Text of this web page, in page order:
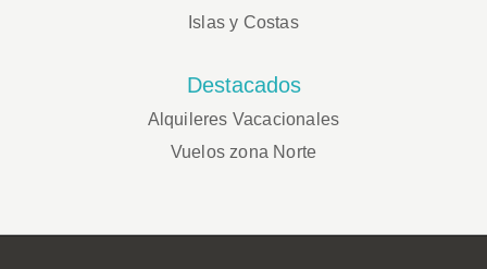
Islas y Costas
Destacados
Alquileres Vacacionales
Vuelos zona Norte